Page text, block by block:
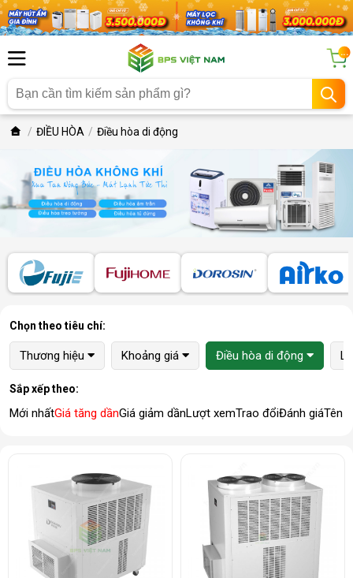
...
ĐIỀU HÒA Điều hòa di động
Chọn theo tiêu chí:
Thương hiệu Khoảng giá Điều hòa di động
Sắp xếp theo:
Mới nhấtGiá tăng dầnGiá giảm dầnLượt xemTrao đổiĐánh giáTên